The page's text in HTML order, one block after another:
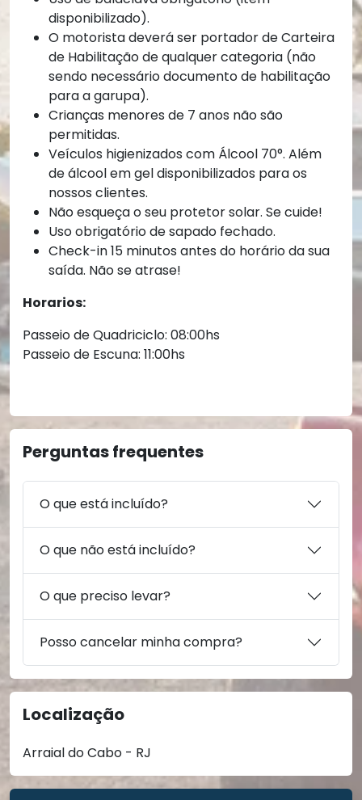
disponibilizado).
O motorista deverá ser portador de Carteira
de Habilitação de qualquer categoria (não
sendo necessário documento de habilitação
para a garupa).
Crianças menores de 7 anos não são
permitidas.
Veículos higienizados com Álcool 70°. Além
de álcool em gel disponibilizados para os
nossos clientes.
Não esqueça o seu protetor solar. Se cuide!
Uso obrigatório de sapado fechado.
Check-in 15 minutos antes do horário da sua
saída. Não se atrase!
Horarios:
Passeio de Quadriciclo: 08:00hs
Passeio de Escuna: 11:00hs
Perguntas frequentes
O que está incluído?
O que não está incluído?
O que preciso levar?
Posso cancelar minha compra?
Localização
Arraial do Cabo - RJ